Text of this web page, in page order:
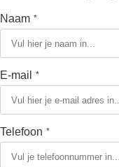
Naam *
E-mail *
Telefoon *